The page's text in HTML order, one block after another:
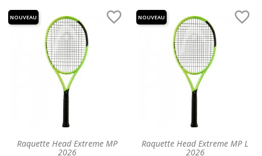
Raquette Head Extreme MP
2026

NOUVEAU
Raquette Head Extreme MP L
2026

NOUVEAU